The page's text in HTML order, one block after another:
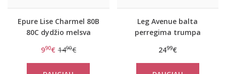
Epure Lise Charmel 80B
80C dydžio melsva
Revelation Beaute sky
blue
990€ 1490€
Leg Avenue balta
perregima trumpa
2499€